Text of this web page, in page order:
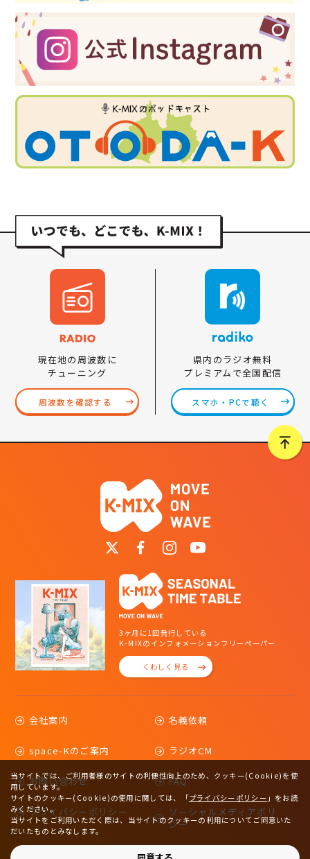
現在地の周波数に
チューニング
周波数を確認する
県内のラジオ無料
プレミアムで全国配信
スマホ・PCで聴く
3ヶ月に1回発行している
K-MIXのインフォメーションフリーペーパー
くわしく見る
会社案内 名義依頼
space-Kのご案内 ラジオCM
お問い合わせ FAQ
プライバシーポリシー
ソーシャルメディアポリ
シー
当サイトでは、ご利用者様のサイトの利便性向上のため、クッキー(Cookie)を使
用しています。
サイトのクッキー(Cookie)の使用に関しては、
「プライバシーポリシー 」をお読
みください。
当サイトをご利用いただく際は、当サイトのクッキーの利用についてご同意いた
だいたものとみなします。